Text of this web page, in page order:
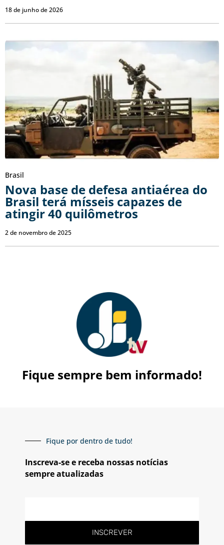
18 de junho de 2026
Brasil
Nova base de defesa antiaérea do
Brasil terá mísseis capazes de
atingir 40 quilômetros
2 de novembro de 2025
Fique sempre bem informado!
Fique por dentro de tudo!
Inscreva-se e receba nossas notícias
sempre atualizadas
INSCREVER